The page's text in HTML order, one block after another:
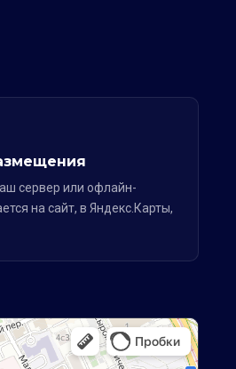
сервер или офлайн-
на сайт, в Яндекс.Карты,